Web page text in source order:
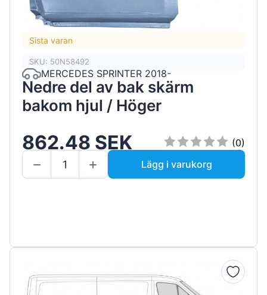
Sista varan
SKU: 50N58492
MERCEDES SPRINTER 2018-
Nedre del av bak skärm
bakom hjul / Höger
862.48 SEK
(0)
Lägg i varukorg